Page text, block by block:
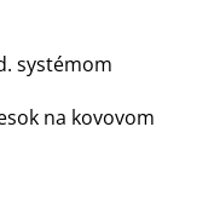
systémom
na kovovom